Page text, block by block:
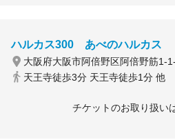
ハルカス300 あべのハルカス
大阪府大阪市阿倍野区阿倍野筋1-
天王寺徒歩3分 天王寺徒歩1分 他
チケットのお取り扱い